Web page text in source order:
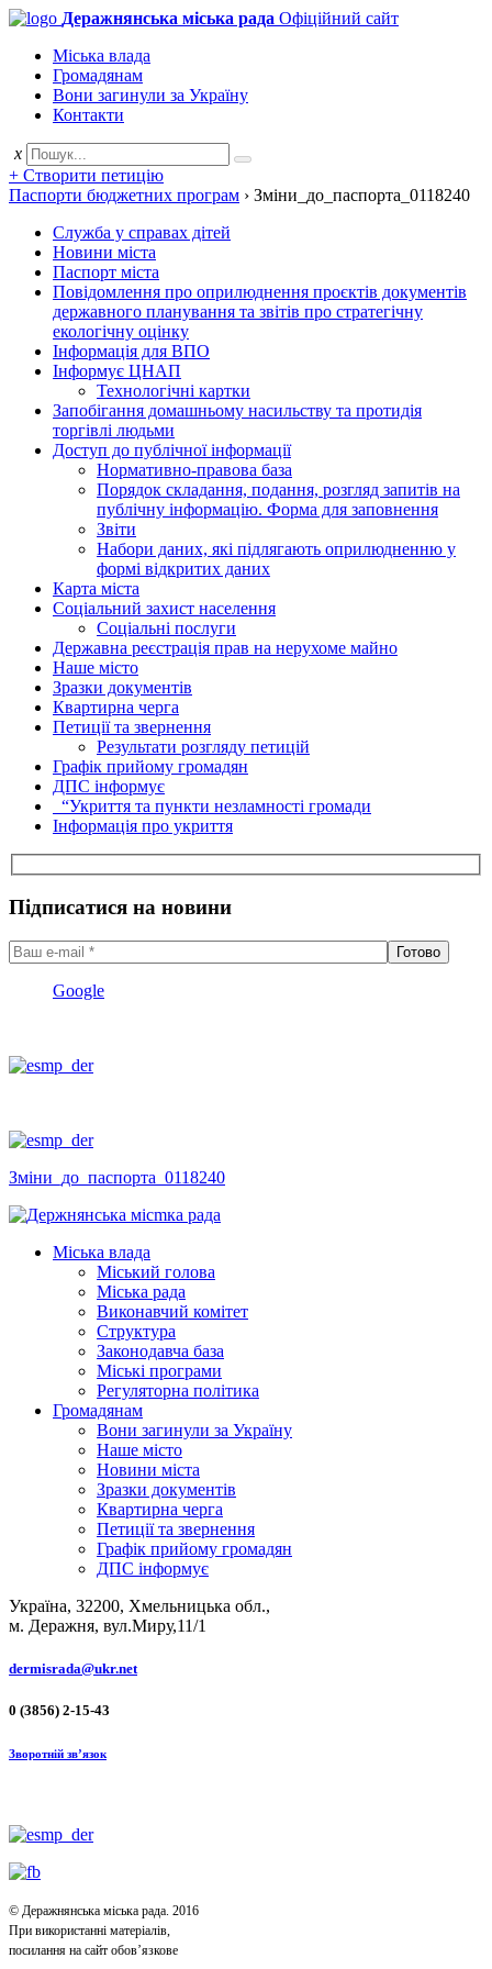
Деражнянська міська рада Офіційний сайт
Міська влада
Громадянам
Вони загинули за Україну
Контакти
x
+ Створити петицію
Паспорти бюджетних програм › Змiни_до_паспорта_0118240
Служба у справах дітей
Новини міста
Паспорт міста
Повідомлення про оприлюднення проєктів документів
державного планування та звітів про стратегічну
екологічну оцінку
Інформація для ВПО
Інформує ЦНАП
Технологічні картки
Запобігання домашньому насильству та протидія
торгівлі людьми
Доступ до публічної інформації
Нормативно-правова база
Порядок складання, подання, розгляд запитів на
публічну інформацію. Форма для заповнення
Звіти
Набори даних, які підлягають оприлюдненню у
формі відкритих даних
Карта міста
Соціальний захист населення
Соціальні послуги
Державна реєстрація прав на нерухоме майно
Наше місто
Зразки документів
Квартирна черга
Петиції та звернення
Результати розгляду петицій
Графік прийому громадян
ДПС інформує
“Укриття та пункти незламності громади
Інформація про укриття
Підписатися на новини
Google
Змiни_до_паспорта_0118240
Міська влада
Міський голова
Міська рада
Виконавчий комітет
Структура
Законодавча база
Міські програми
Регуляторна політика
Громадянам
Вони загинули за Україну
Наше місто
Новини міста
Зразки документів
Квартирна черга
Петиції та звернення
Графік прийому громадян
ДПС інформує
Україна, 32200, Хмельницька обл.,
м. Деражня, вул.Миру,11/1
dermisrada@ukr.net
0 (3856) 2-15-43
Зворотній зв’язок
© Деражнянська міська рада. 2016
При використанні матеріалів,
посилання на сайт обов’язкове